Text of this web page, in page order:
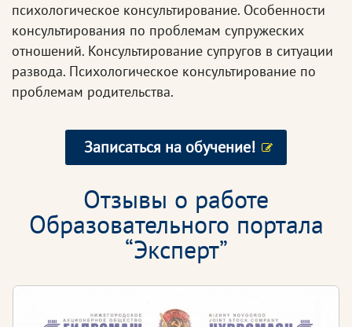
психологическое консультирование. Особенности
консультирования по проблемам супружеских
отношений. Консультирование супругов в ситуации
развода. Психологическое консультирование по
проблемам родительства.
Записаться на обучение!
Отзывы о работе
Образовательного портала
“Эксперт”